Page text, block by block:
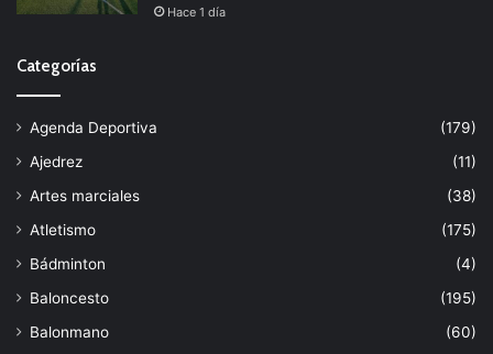
Hace 1 día
Categorías
Agenda Deportiva
(179)
Ajedrez
(11)
Artes marciales
(38)
Atletismo
(175)
Bádminton
(4)
Baloncesto
(195)
Balonmano
(60)